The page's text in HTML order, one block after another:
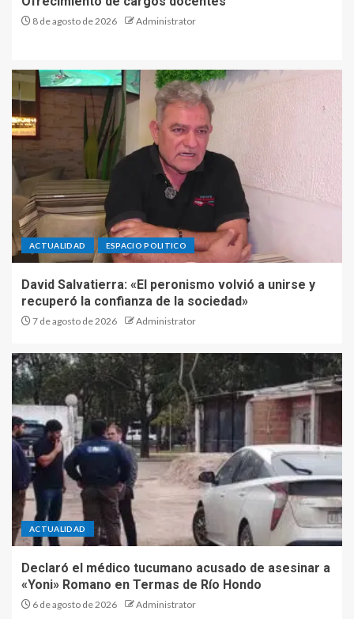
8 de agosto de 2026 Administrator
ACTUALIDAD ESPACIO POLITICO
David Salvatierra: «El peronismo volvió a unirse y
recuperó la confianza de la sociedad»
7 de agosto de 2026 Administrator
ACTUALIDAD
Declaró el médico tucumano acusado de asesinar a
«Yoni» Romano en Termas de Río Hondo
6 de agosto de 2026 Administrator